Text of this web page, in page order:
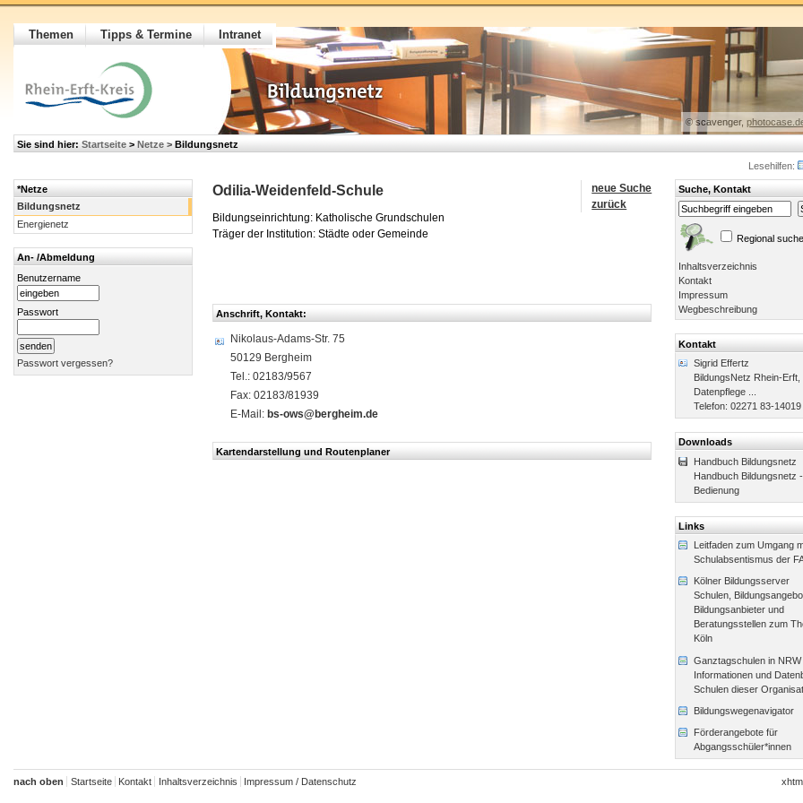
Themen Tipps & Termine Intranet
© scavenger,
Sie sind hier:Startseite > Netze > Bildungsnetz
Lesehilfen:
neue Suche
zurück
Odilia-Weidenfeld-Schule
Bildungseinrichtung: Katholische Grundschulen
Träger der Institution: Städte oder Gemeinde
Anschrift, Kontakt:
Nikolaus-Adams-Str. 75
50129 Bergheim
Tel.: 02183/9567
Fax: 02183/81939
E-Mail: bs-ows@bergheim.de
Kartendarstellung und Routenplaner
*Netze
Bildungsnetz
Energienetz
An- /Abmeldung
Benutzername
Passwort
Passwort vergessen?
Suche, Kontakt
Regional
Inhaltsverzeichnis
Kontakt
Impressum
Wegbeschreibung
Kontakt
Sigrid Effertz
BildungsNetz Rhein-Erft,
Datenpflege ...
Telefon: 02271 83-14019
Downloads
Handbuch Bildungsnetz
Handbuch Bildungsnetz -
Bedienung
Links
Leitfaden zum Umgang
Schulabsentismus der
Kölner Bildungsserver
Schulen,
Bildungsanbieter und
Beratungsstellen zum
Köln
Ganztagschulen in NRW
Informationen und
Schulen dieser
Bildungswegenavigator
Förderangebote für
Abgangsschüler*innen
nach oben Startseite Kontakt Inhaltsverzeichnis Impressum / Datenschutz